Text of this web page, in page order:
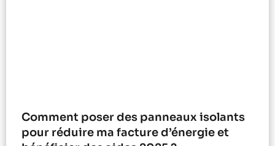
Comment poser des panneaux isolants
pour réduire ma facture d’énergie et